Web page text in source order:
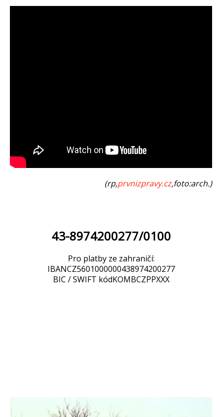
(rp,prvnizpravy.cz,foto:arch.)
43-8974200277/0100
Pro platby ze zahraničí:
IBANCZ5601000000438974200277
BIC / SWIFT kódKOMBCZPPXXX